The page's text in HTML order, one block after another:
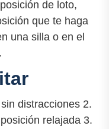
de loto,
que te haga
una silla o en el
distracciones 2.
relajada 3.